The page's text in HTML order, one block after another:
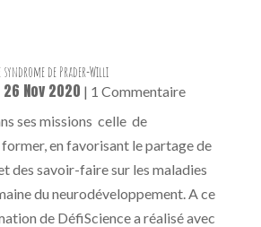
de Prader-Willi
26 Nov 2020 | 1 Commentaire
ses missions celle de
en favorisant le partage de
des savoir-faire sur les maladies
du neurodéveloppement. A ce
de DéfiScience a réalisé avec